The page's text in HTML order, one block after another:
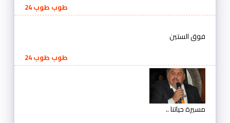
طوب طوب 24
فوق الستين
طوب طوب 24
مسيرة حياتنا ..